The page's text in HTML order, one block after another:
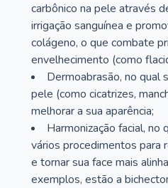
carbônico na pele através
irrigação sanguínea e
colágeno, o que combate
envelhecimento (como
Dermoabrasão, no qual
pele (como cicatrizes,
melhorar a sua aparência;
Harmonização facial, no
vários procedimentos para
e tornar sua face mais
exemplos, estão a